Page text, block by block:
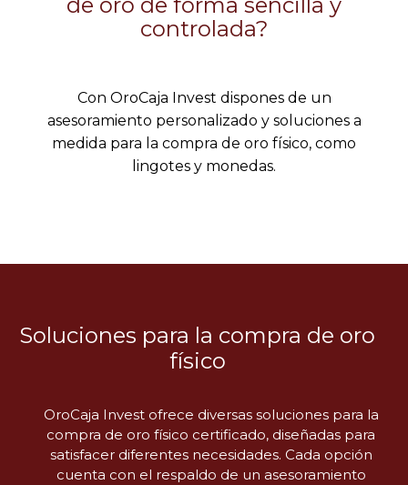
controlada?
Con OroCaja Invest dispones de un
asesoramiento personalizado y soluciones a
medida para la compra de oro físico, como
lingotes y monedas.
Soluciones para la compra de oro
físico
OroCaja Invest ofrece diversas soluciones para la
compra de oro físico certificado, diseñadas para
satisfacer diferentes necesidades. Cada opción
cuenta con el respaldo de un asesoramiento